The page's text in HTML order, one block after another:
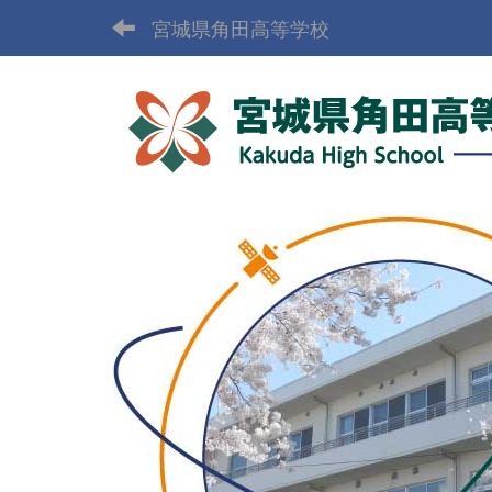
宮城県角田高等学校